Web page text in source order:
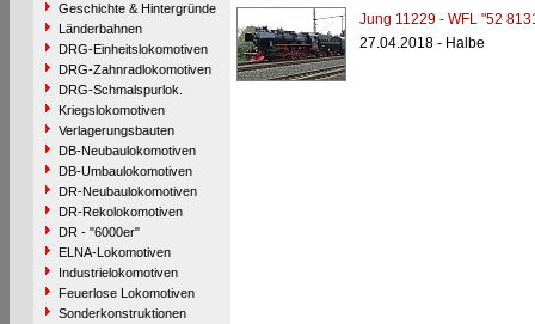
Geschichte & Hintergründe
Länderbahnen
DRG-Einheitslokomotiven
DRG-Zahnradlokomotiven
DRG-Schmalspurlok.
Kriegslokomotiven
Verlagerungsbauten
DB-Neubaulokomotiven
DB-Umbaulokomotiven
DR-Neubaulokomotiven
DR-Rekolokomotiven
DR - "6000er"
ELNA-Lokomotiven
Industrielokomotiven
Feuerlose Lokomotiven
Sonderkonstruktionen
Jung 11229 - WFL "52
27.04.2018 - Halbe